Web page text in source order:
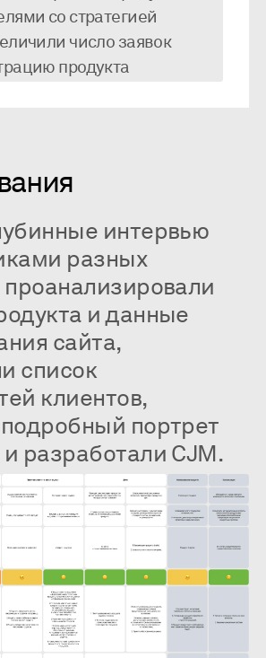
со стратегией
число заявок
продукта
интервью
разных
проанализировали
и данные
сайта,
список
клиентов,
портрет
разработали CJM.